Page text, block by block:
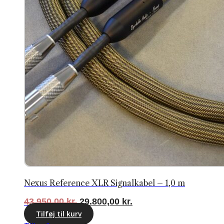
Nexus Reference XLR Signalkabel – 1,0 m
43.950,00kr. Den
oprindelige
29.800,00 kr.
Tilføj til kurv